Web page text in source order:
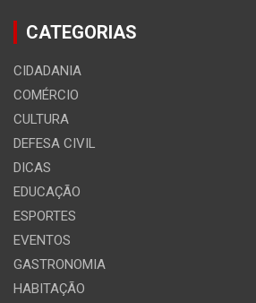
CATEGORIAS
CIDADANIA
COMÉRCIO
CULTURA
DEFESA CIVIL
DICAS
EDUCAÇÃO
ESPORTES
EVENTOS
GASTRONOMIA
HABITAÇÃO